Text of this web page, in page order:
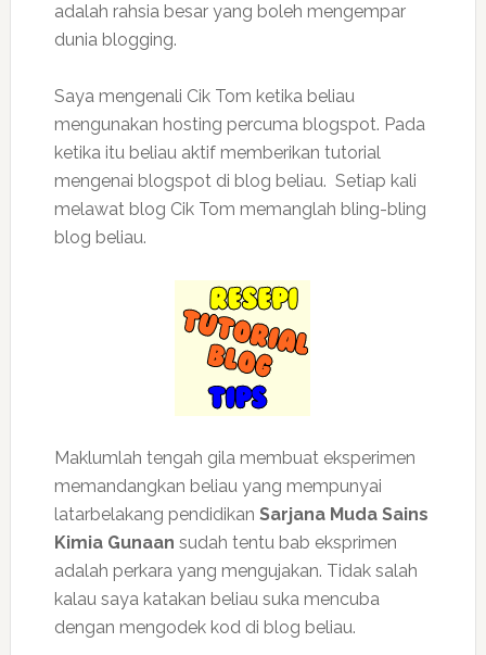
adalah rahsia besar yang boleh mengempar
dunia blogging.
Saya mengenali Cik Tom ketika beliau
mengunakan hosting percuma blogspot. Pada
ketika itu beliau aktif memberikan tutorial
mengenai blogspot di blog beliau. Setiap kali
melawat blog Cik Tom memanglah bling-bling
blog beliau.
Maklumlah tengah gila membuat eksperimen
memandangkan beliau yang mempunyai
latarbelakang pendidikan Sarjana Muda Sains
Kimia Gunaan sudah tentu bab eksprimen
adalah perkara yang mengujakan. Tidak salah
kalau saya katakan beliau suka mencuba
dengan mengodek kod di blog beliau.